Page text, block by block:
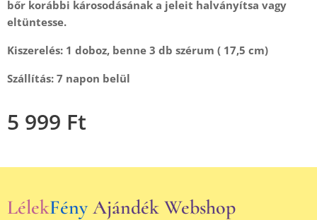
bőr korábbi károsodásának a jeleit halványítsa vagy
eltüntesse.
Kiszerelés: 1 doboz, benne 3 db szérum ( 17,5 cm)
Szállítás: 7 napon belül
5 999 Ft
LélekFény Ajándék Webshop